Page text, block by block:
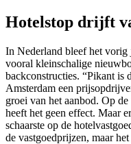
Hotelstop drijft
In Nederland bleef het vorig
vooral kleinschalige
backconstructies. “Pikant is
Amsterdam een
groei van het aanbod. Op
heeft het geen effect. Maar
schaarste op de
de vastgoedprijzen, maar